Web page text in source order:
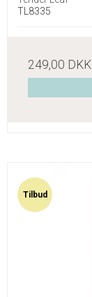
TL8335
249,00 DKK
Tilbud